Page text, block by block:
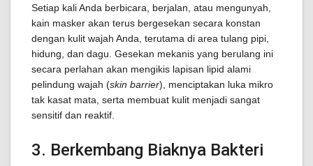
Setiap kali Anda berbicara, berjalan, atau mengunyah,
kain masker akan terus bergesekan secara konstan
dengan kulit wajah Anda, terutama di area tulang pipi,
hidung, dan dagu. Gesekan mekanis yang berulang ini
secara perlahan akan mengikis lapisan lipid alami
pelindung wajah (skin barrier), menciptakan luka mikro
tak kasat mata, serta membuat kulit menjadi sangat
sensitif dan reaktif.
3. Berkembang Biaknya Bakteri